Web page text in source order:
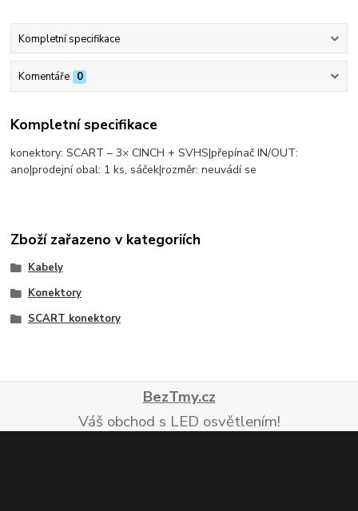
Kompletní specifikace
Komentáře 0
Kompletní specifikace
konektory: SCART – 3× CINCH + SVHS|přepínač IN/OUT:
ano|prodejní obal: 1 ks, sáček|rozměr: neuvádí se
Zboží zařazeno v kategoriích
Kabely
Konektory
SCART konektory
BezTmy.cz
Váš obchod s LED osvětlením!